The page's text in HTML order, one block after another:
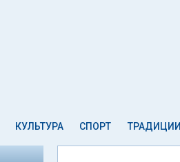
КУЛЬТУРА СПОРТ ТРАДИЦИИ